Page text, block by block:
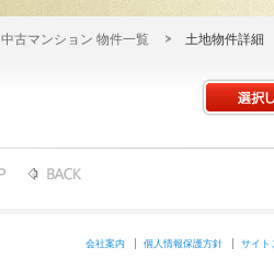
中古マンション 物件一覧 土地物件詳細
会社案内 個人情報保護方針 サイト